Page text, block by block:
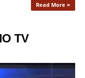
Read More »
TV